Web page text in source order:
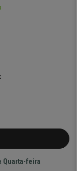
Quarta-feira